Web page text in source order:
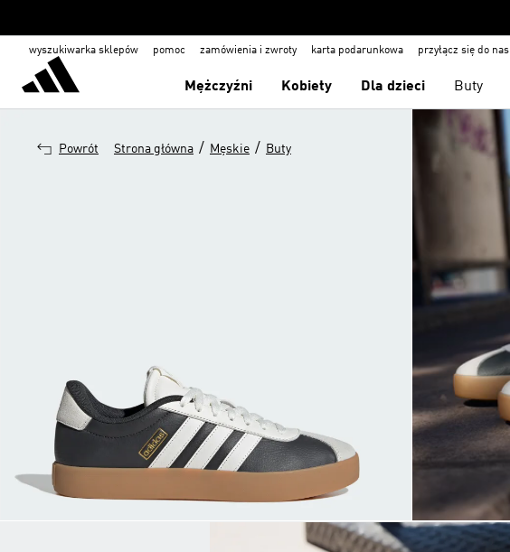
wyszukiwarka sklepów pomoc zamówienia i zwroty karta podarunkowa przyłącz się do nas
Mężczyźni Kobiety Dla dzieci Buty
Powrót Strona główna / Męskie / Buty